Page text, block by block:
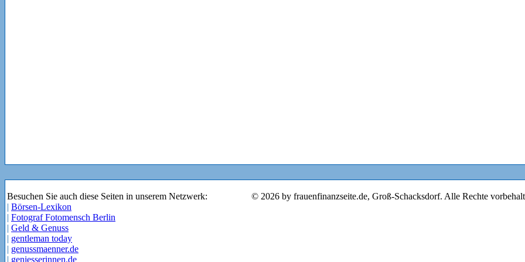
Besuchen Sie auch diese Seiten in unserem Netzwerk:
| Börsen-Lexikon
| Fotograf Fotomensch Berlin
| Geld & Genuss
| gentleman today
| genussmaenner.de
| geniesserinnen.de
© 2026 by frauenfinanzseite.de, Groß-Schacksdorf. Alle Rechte